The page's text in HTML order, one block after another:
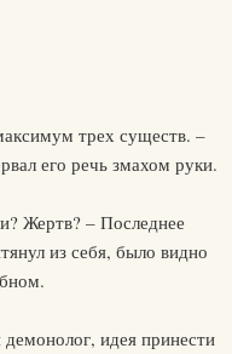
трех существ. –
его речь змахом руки.
Жертв? – Последнее
из себя, было видно
идея принести